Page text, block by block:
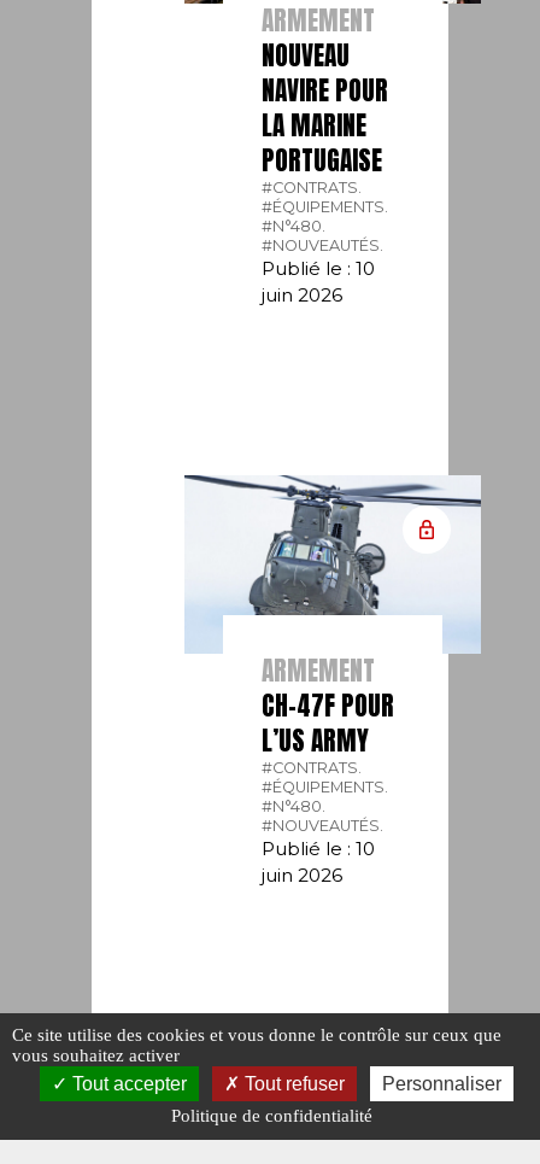
ARMEMENT
NOUVEAU
NAVIRE POUR
LA MARINE
PORTUGAISE
#CONTRATS.
#ÉQUIPEMENTS.
#N°480.
#NOUVEAUTÉS.
Publié le : 10
juin 2026
ARMEMENT
CH-47F POUR
L’US ARMY
#CONTRATS.
#ÉQUIPEMENTS.
#N°480.
#NOUVEAUTÉS.
Publié le : 10
juin 2026
Ce site utilise des cookies et vous donne le contrôle sur ceux que
vous souhaitez activer
Tout accepter Tout refuser Personnaliser
Politique de confidentialité